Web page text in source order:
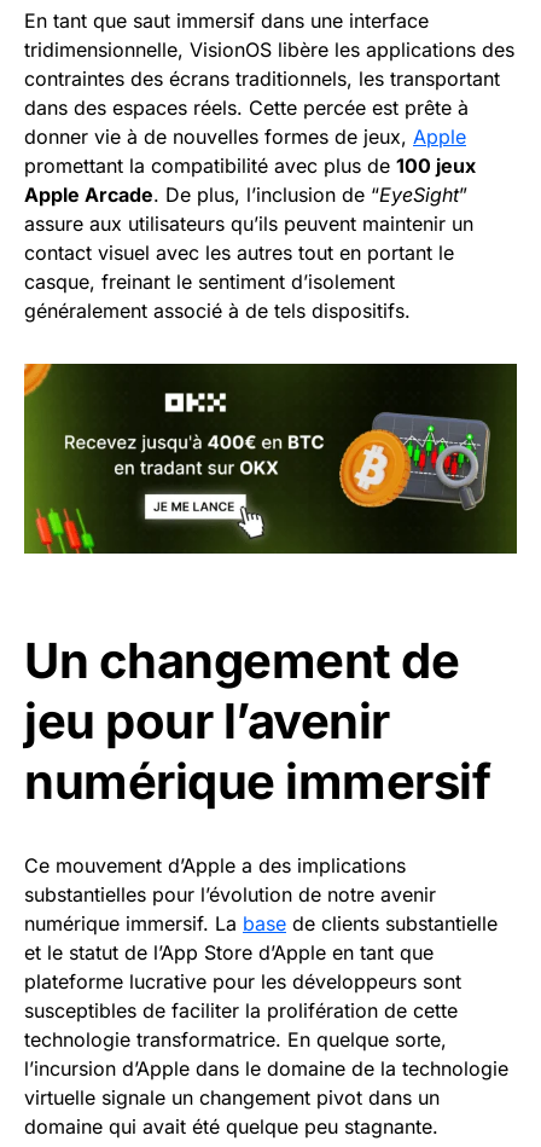
En tant que saut immersif dans une interface
tridimensionnelle, VisionOS libère les applications des
contraintes des écrans traditionnels, les transportant
dans des espaces réels. Cette percée est prête à
donner vie à de nouvelles formes de jeux, Apple
promettant la compatibilité avec plus de 100 jeux
Apple Arcade. De plus, l’inclusion de “EyeSight”
assure aux utilisateurs qu’ils peuvent maintenir un
contact visuel avec les autres tout en portant le
casque, freinant le sentiment d’isolement
généralement associé à de tels dispositifs.
Un changement de
jeu pour l’avenir
numérique immersif
Ce mouvement d’Apple a des implications
substantielles pour l’évolution de notre avenir
numérique immersif. La base de clients substantielle
et le statut de l’App Store d’Apple en tant que
plateforme lucrative pour les développeurs sont
susceptibles de faciliter la prolifération de cette
technologie transformatrice. En quelque sorte,
l’incursion d’Apple dans le domaine de la technologie
virtuelle signale un changement pivot dans un
domaine qui avait été quelque peu stagnante.